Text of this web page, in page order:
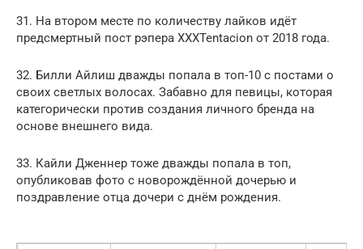
31. На втором месте по количеству лайков идёт
предсмертный пост рэпера XXXTentacion от 2018 года.
32. Билли Айлиш дважды попала в топ-10 с постами о
своих светлых волосах. Забавно для певицы, которая
категорически против создания личного бренда на
основе внешнего вида.
33. Кайли Дженнер тоже дважды попала в топ,
опубликовав фото с новорождённой дочерью и
поздравление отца дочери с днём рождения.